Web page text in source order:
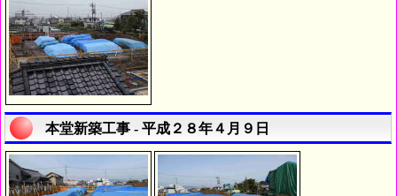
本堂新築工事 - 平成２８年４月９日